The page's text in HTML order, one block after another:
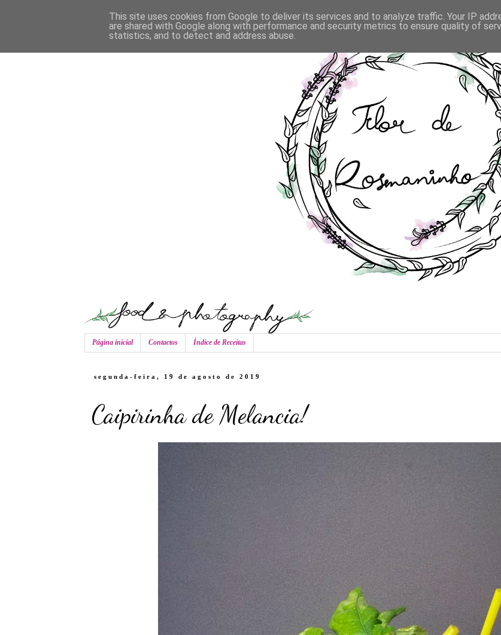
Página inicial Contactos Índice de Receitas
segunda-feira, 19 de agosto de 2019
Caipirinha de Melancia!
This site uses cookies from Google to deliver its services and to analyze traffic. Your IP
are shared with Google along with performance and security metrics to ensure quality of
statistics, and to detect and address abuse.